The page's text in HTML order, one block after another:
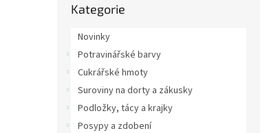
kategorie
Kategorie
Novinky
Potravinářské barvy
Cukrářské hmoty
Suroviny na dorty a zákusky
Podložky, tácy a krajky
Posypy a zdobení